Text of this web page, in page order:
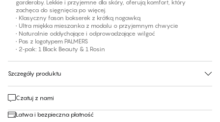
garderoby. Lekkie i przyjemne dla skóry, oferują komfort, który
zachęca do sięgnięcia po więcej.
• Klasyczny fason bokserek z krótką nogawką
• Ultra miękka mieszanka z modalu o przyjemnym chwycie
• Naturalnie oddychające i odprowadzające wilgoć
• Pas z logotypem PALMERS
• 2‑pak: 1 Black Beauty & 1 Rosin
Szczegóły produktu
Czatuj z nami
Łatwa i bezpieczna płatność